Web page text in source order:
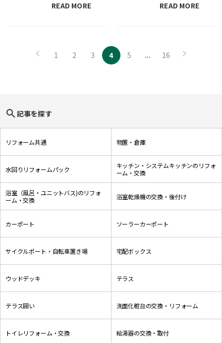
READ MORE READ MORE
1 2 3 4 5 ... 16
search記事を探す
リフォーム共通 物置・倉庫
水回りリフォームパック
キッチン・システムキッチンのリフォ
ーム・交換
浴室（風呂・ユニットバス)のリフォ
ーム・交換
浴室乾燥機の交換・後付け
カーポート ソーラーカーポート
サイクルポート・自転車置き場 宅配ボックス
ウッドデッキ テラス
テラス囲い 洗面化粧台の交換・リフォーム
トイレリフォーム・交換 給湯器の交換・取付